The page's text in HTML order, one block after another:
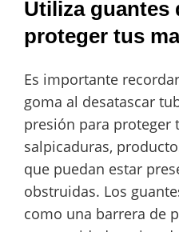
Utiliza guantes
proteger tus
Es importante
goma al desatascar
presión para proteger
salpicaduras,
que puedan estar
obstruidas. Los
como una barrera de